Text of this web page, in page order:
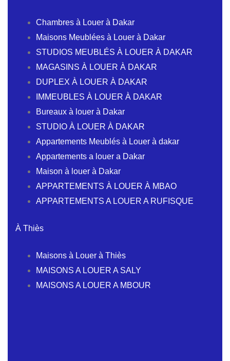
Chambres à Louer à Dakar
Maisons Meublées à Louer à Dakar
STUDIOS MEUBLÉS À LOUER À DAKAR
MAGASINS À LOUER À DAKAR
DUPLEX À LOUER À DAKAR
IMMEUBLES À LOUER À DAKAR
Bureaux à louer à Dakar
STUDIO À LOUER À DAKAR
Appartements Meublés à Louer à dakar
Appartements a louer a Dakar
Maison à louer à Dakar
APPARTEMENTS À LOUER À MBAO
APPARTEMENTS A LOUER A RUFISQUE
À Thiès
Maisons à Louer à Thiès
MAISONS A LOUER A SALY
MAISONS A LOUER A MBOUR